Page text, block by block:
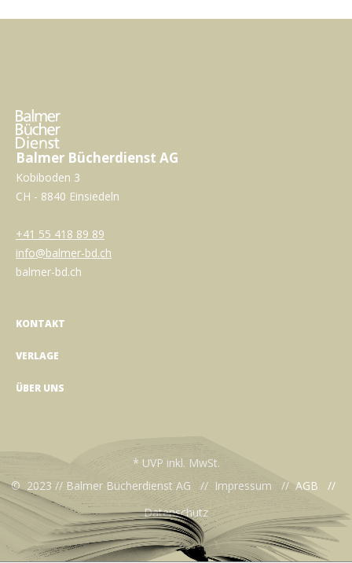
Balmer Bücherdienst AG
Kobiboden 3
CH - 8840 Einsiedeln
+41 55 418 89 89
info@balmer-bd.ch
balmer-bd.ch
KONTAKT
VERLAGE
ÜBER UNS
* UVP inkl. MwSt.
© 2023 // Balmer Bücherdienst AG // Impressum // AGB //
Datenschutz